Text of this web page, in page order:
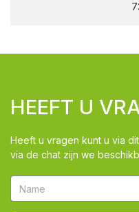
HEEFT U
Heeft u vragen kunt u via
via de chat zijn we